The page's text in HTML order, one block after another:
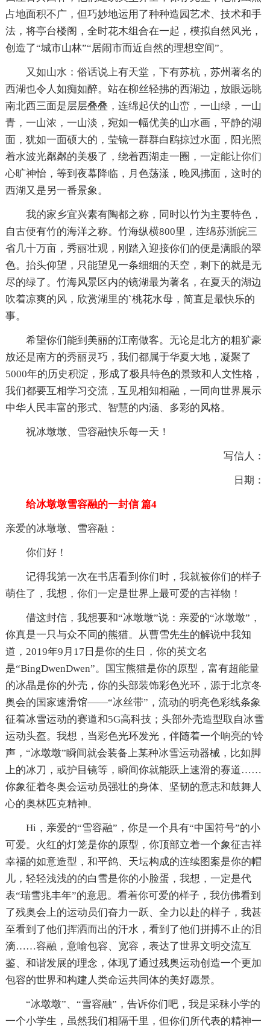
占地面积不广，但巧妙地运用了种种造园艺术、技术和手
法，将亭台楼阁，全时花木组合在一起，模拟自然风光，
创造了“城市山林”“居闹市而近自然的理想空间”。
又如山水：俗话说上有天堂，下有苏杭，苏州著名的
西湖也令人如痴如醉。站在柳丝轻拂的西湖边，放眼远眺
南北西三面是层层叠叠，连绵起伏的山峦，一山绿，一山
青，一山浓，一山淡，宛如一幅优美的山水画，平静的湖
面，犹如一面硕大的，莹镜一群群白鸥掠过水面，阳光照
着水波光粼粼的美极了，绕着西湖走一圈，一定能让你们
心旷神怡，等到夜幕降临，月色荡漾，晚风拂面，这时的
西湖又是另一番景象。
我的家乡宜兴素有陶都之称，同时以竹为主要特色，
自古便有竹的海洋之称。竹海纵横800里，连绵苏浙皖三
省几十万亩，秀丽壮观，刚踏入迎接你们的便是满眼的翠
色。抬头仰望，只能望见一条细细的天空，剩下的就是无
尽的绿了。竹海风景区内的镜湖最为著名，在夏天的湖边
吹着凉爽的风，欣赏湖里的`桃花水母，简直是最快乐的
事。
希望你们能到美丽的江南做客。无论是北方的粗犷豪
放还是南方的秀丽灵巧，我们都属于华夏大地，凝聚了
5000年的历史积淀，形成了极具特色的景致和人文性格，
我们都要互相学习交流，互见相知相融，一同向世界展示
中华人民丰富的形式、智慧的内涵、多彩的风格。
祝冰墩墩、雪容融快乐每一天！
写信人：
日期：
给冰墩墩雪容融的一封信 篇4
亲爱的冰墩墩、雪容融：
你们好！
记得我第一次在书店看到你们时，我就被你们的样子
萌住了，我想，你们一定是世界上最可爱的吉祥物！
借这封信，我想要和“冰墩墩”说：亲爱的“冰墩墩”，
你真是一只与众不同的熊猫。从曹雪先生的解说中我知
道，2019年9月17日是你的生日，你的英文名
是“BingDwenDwen”。国宝熊猫是你的原型，富有超能量
的冰晶是你的外壳，你的头部装饰彩色光环，源于北京冬
奥会的国家速滑馆——“冰丝带”，流动的明亮色彩线条象
征着冰雪运动的赛道和5G高科技；头部外壳造型取自冰雪
运动头盔。我想，当彩色光环发光，伴随着一个响亮的'铃
声，“冰墩墩”瞬间就会装备上某种冰雪运动器械，比如脚
上的冰刀，或护目镜等，瞬间你就能跃上速滑的赛道……
你象征着冬奥会运动员强壮的身体、坚韧的意志和鼓舞人
心的奥林匹克精神。
Hi，亲爱的“雪容融”，你是一个具有“中国符号”的小
可爱。火红的灯笼是你的原型，你顶部立着一个象征吉祥
幸福的如意造型，和平鸽、天坛构成的连续图案是你的帽
儿，轻轻浅浅的的白雪是你的小脸蛋，我想，一定是代
表“瑞雪兆丰年”的意思。看着你可爱的样子，我仿佛看到
了残奥会上的运动员们奋力一跃、全力以赴的样子，我甚
至看到了他们挥洒而出的汗水，看到了他们拼搏不止的泪
滴……容融，意喻包容、宽容，表达了世界文明交流互
鉴、和谐发展的理念，体现了通过残奥运动创造一个更加
包容的世界和构建人类命运共同体的美好愿景。
“冰墩墩”、“雪容融”，告诉你们吧，我是采秣小学的
一个小学生，虽然我们相隔千里，但你们所代表的精神一